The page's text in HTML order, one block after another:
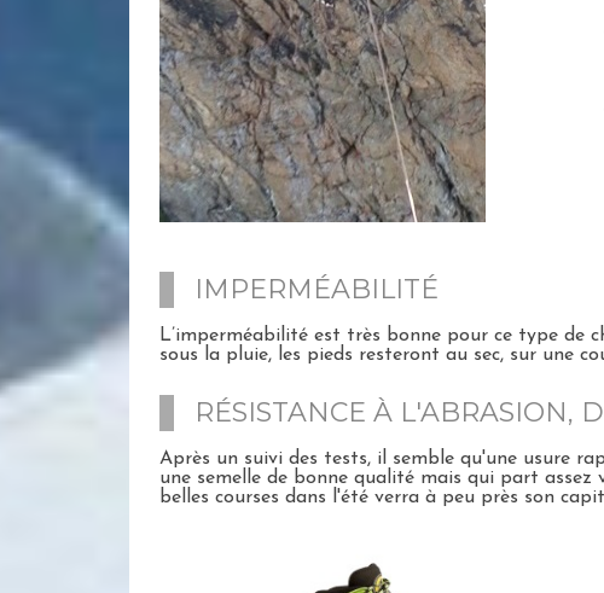
IMPERMÉABILITÉ
L’imperméabilité est très bonne pour ce type de
sous la pluie, les pieds resteront au sec, sur une
RÉSISTANCE À L'ABRASION,
Après un suivi des tests, il semble qu'une usure
une semelle de bonne qualité mais qui part
belles courses dans l'été verra à peu près son